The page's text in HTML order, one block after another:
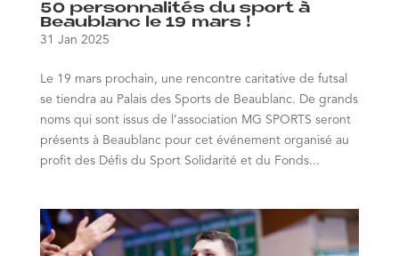
50 personnalités du sport à
Beaublanc le 19 mars !
31 Jan 2025
Le 19 mars prochain, une rencontre caritative de futsal
se tiendra au Palais des Sports de Beaublanc. De grands
noms qui sont issus de l’association MG SPORTS seront
présents à Beaublanc pour cet événement organisé au
profit des Défis du Sport Solidarité et du Fonds...